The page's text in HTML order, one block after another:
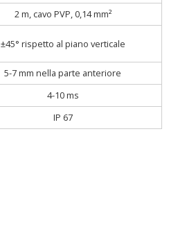
2 m, cavo PVP, 0,14 mm²
±45° rispetto al piano verticale
5-7 mm nella parte anteriore
4-10 ms
IP 67